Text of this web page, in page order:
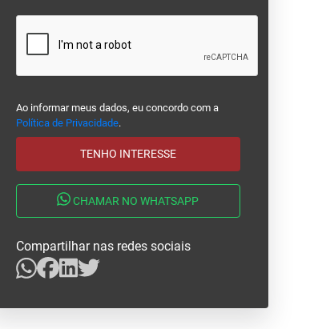
Ao informar meus dados, eu concordo com a
Política de Privacidade.
TENHO INTERESSE
CHAMAR NO WHATSAPP
Compartilhar nas redes sociais